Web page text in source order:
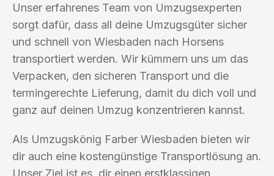
Unser erfahrenes Team von Umzugsexperten
sorgt dafür, dass all deine Umzugsgüter sicher
und schnell von Wiesbaden nach Horsens
transportiert werden. Wir kümmern uns um das
Verpacken, den sicheren Transport und die
termingerechte Lieferung, damit du dich voll und
ganz auf deinen Umzug konzentrieren kannst.
Als Umzugskönig Farber Wiesbaden bieten wir
dir auch eine kostengünstige Transportlösung an.
Unser Ziel ist es, dir einen erstklassigen